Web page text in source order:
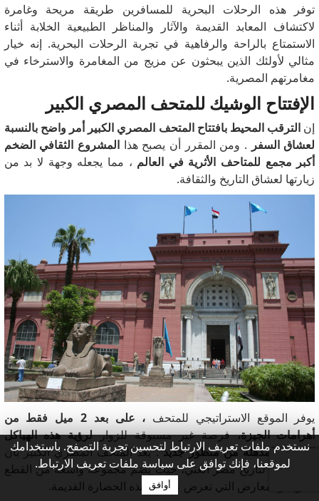
توفر هذه الرحلات البحرية للمسافرين طريقة مريحة وغامرة
لاكتشاف المعابد القديمة والآثار والمناظر الطبيعية الخلابة أثناء
الاستمتاع بالراحة والرفاهية في تجربة الرحلات البحرية. إنه خيار
مثالي لأولئك الذين يبحثون عن مزيج من المغامرة والاسترخاء في
مغامرتهم المصرية.
الإفتتاح الوشيك للمتحف المصري الكبير
إن الترقب المحيط بافتتاح المتحف المصري الكبير أمر واضح بالنسبة
لعشاق السفر . ومن المقرر أن يصبح هذا المشروع الثقافي الضخم
أكبر مجمع للمتاحف الأثرية في العالم ، مما يجعله وجهة لا بد من
زيارتها لعشاق التاريخ والثقافة.
يوفر الموقع الاستراتيجي للمتحف
، على بعد 2 ميل فقط من
أهرامات الجيزة،فرصة غير مسبوقة للزوارلرؤية هذه الهياكل
القديمة المذهلة من منظور جديد.يعد المتحف المصري الكبير بأن
يكون كنزًا لتاريخ مصر الغني، حيث يضم مجموعة واسعة من القطع
الأثرية والمعارض التي تعرض عجائب هذه الحضارة القديمة.
نستخدم ملفات تعريف الارتباط لتحسين تجربة التصفح. باستخدامك
لموقعنا، فإنك توافق على سياسة ملفات تعريف الارتباط.
أوافق